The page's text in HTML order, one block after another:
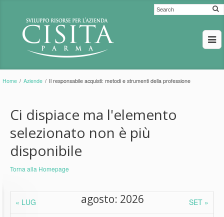
Home / Aziende / Il responsabile acquisti: metodi e strumenti della professione
Ci dispiace ma l'elemento
selezionato non è più
disponibile
Torna alla Homepage
« LUG SET »
agosto: 2026